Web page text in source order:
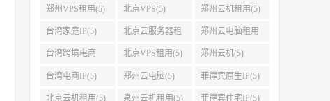
郑州VPS租用(5) 北京VPS(5) 郑州云机租用(5)
台湾家庭IP(5) 北京云服务器租
用(5)
郑州云电脑租用
(5)
台湾跨境电商
IP(5)
北京VPS租用(5) 郑州云机(5)
台湾电商IP(5) 郑州云电脑(5) 菲律宾原生IP(5)
北京云机租用(5) 泉州云机租用(5) 菲律宾住宅IP(5)